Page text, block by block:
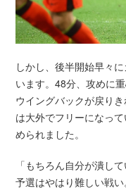
しかし、後半開始早々
います。48分、攻めに
ウイングバックが戻り
は大外でフリーになっ
められました。
「もちろん自分が潰し
予選はやはり難しい戦